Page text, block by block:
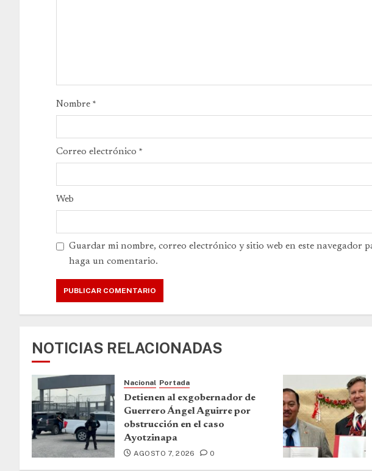
Nombre *
Correo electrónico *
Web
Guardar mi nombre, correo electrónico y sitio web en este navegador
haga un comentario.
NOTICIAS RELACIONADAS
Nacional Portada
Detienen al exgobernador de
Guerrero Ángel Aguirre por
obstrucción en el caso
Ayotzinapa
AGOSTO 7, 2026 0